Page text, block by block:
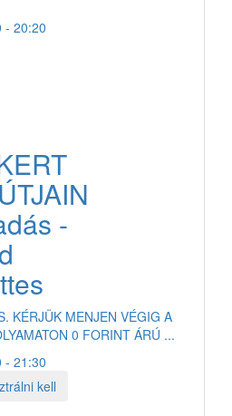
- 20:20
-
KÉRJÜK MENJEN VÉGIG A
0 FORINT ÁRÚ ...
- 21:30
kell